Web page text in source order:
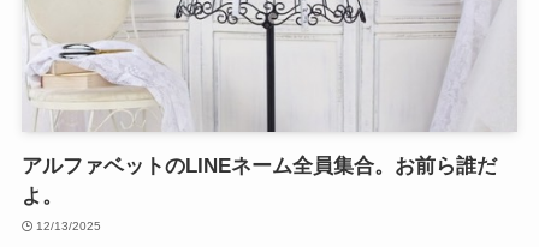
アルファベットのLINEネーム全員集合。お前ら誰だ
よ。
12/13/2025